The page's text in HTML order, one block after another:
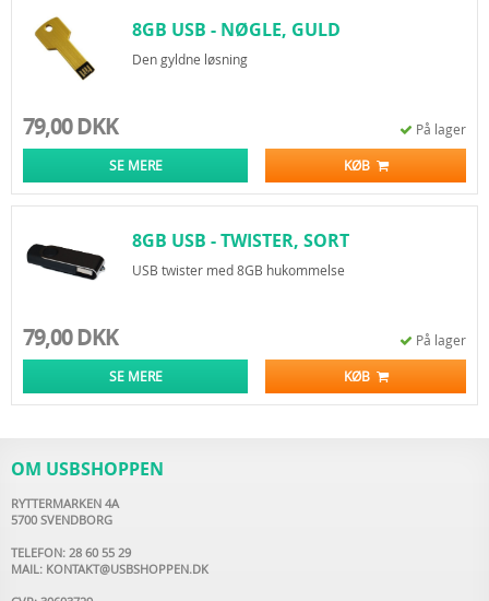
8GB USB - NØGLE, GULD
Den gyldne løsning
79,00 DKK På lager
SE MERE KØB
8GB USB - TWISTER, SORT
USB twister med 8GB hukommelse
79,00 DKK På lager
SE MERE KØB
OM USBSHOPPEN
RYTTERMARKEN 4A
5700 SVENDBORG
TELEFON: 28 60 55 29
MAIL: KONTAKT@USBSHOPPEN.DK